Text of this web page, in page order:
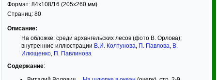
Формат: 84x108/16 (205x260 мм)
Страниц: 80
Описание:
На обложке: среди архангельских лесов (фото В. Орлова);
внутренние иллюстрации В.И. Колтунова, П. Павлова, В.
Илющенко, П. Павлинова
Содержание: